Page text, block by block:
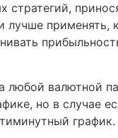
стратегий,
лучше применять,
валютной
но в случае
график.